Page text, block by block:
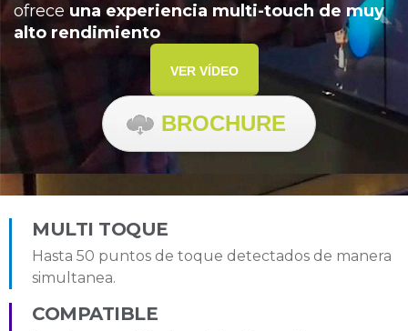
ofrece una experiencia multi-touch de muy
alto rendimiento
VER VÍDEO
BROCHURE
MULTI TOQUE
Hasta 50 puntos de toque detectados de manera
simultanea.
COMPATIBLE